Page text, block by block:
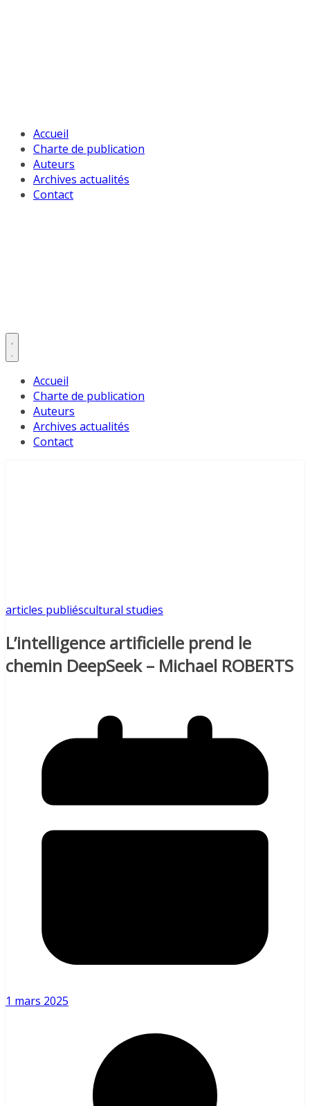
Accueil
Charte de publication
Auteurs
Archives actualités
Contact
Accueil
Charte de publication
Auteurs
Archives actualités
Contact
articles publiéscultural studies
L’intelligence artificielle prend le
chemin DeepSeek – Michael ROBERTS
1 mars 2025